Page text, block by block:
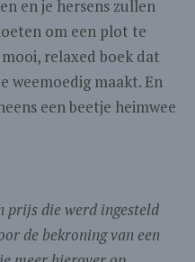
en je hersens zullen
om een plot te
relaxed boek dat
weemoedig maakt. En
een beetje heimwee
prijs die werd ingesteld
de bekroning van een